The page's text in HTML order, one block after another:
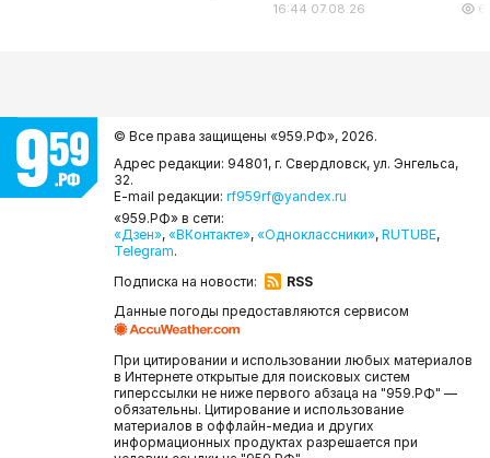
16:44 07.08.26
© Все права защищены «959.РФ», 2026.
Адрес редакции: 94801, г. Свердловск, ул. Энгельса,
32.
E-mail редакции: rf959rf@yandex.ru
«959.РФ» в сети:
«Дзен», «ВКонтакте», «Одноклассники», RUTUBE,
Telegram.
Подписка на новости:
RSS
Данные погоды предоставляются сервисом
При цитировании и использовании любых материалов
в Интернете открытые для поисковых систем
гиперссылки не ниже первого абзаца на "959.РФ" —
обязательны. Цитирование и использование
материалов в оффлайн-медиа и других
информационных продуктах разрешается при